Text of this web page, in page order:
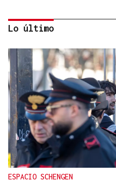
FIESTAS DE SAGUNT
Denuncian el logo
Valencia con un toro
una mujer"
Lo último
ESPACIO SCHENGEN